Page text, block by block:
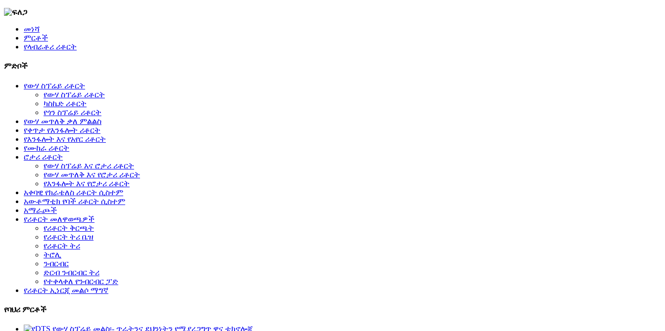
መነሻ
ምርቶች
የላብራቶሪ ሪቶርት
ምድቦች
የውሃ ስፕሬይ ሪቶርት
የውሃ ስፕሬይ ሪቶርት
ካስኬድ ሪቶርት
የጎን ስፕሬይ ሪቶርት
የውሃ መጥለቅ ቃለ ምልልስ
የቀጥታ የእንፋሎት ሪቶርት
የእንፋሎት እና የአየር ሪቶርት
የሙከራ ሪቶርት
ሮታሪ ሪቶርት
የውሃ ስፕሬይ እና ሮታሪ ሪቶርት
የውሃ መጥለቅ እና የሮታሪ ሪቶርት
የእንፋሎት እና የሮታሪ ሪቶርት
አቀባዊ የክራቴለስ ሪቶርት ሲስተም
አውቶማቲክ የባች ሪቶርት ሲስተም
አማራጮች
የሪቶርት መለዋወጫዎች
የሪቶርት ቅርጫት
የሪቶርት ትሪ ቤዝ
የሪቶርት ትሪ
ትሮሊ
ንብርብር
ድርብ ንብርብር ትሪ
የተቀላቀለ የንብርብር ፓድ
የሪቶርት ኢነርጂ መልሶ ማግኛ
የባህሪ ምርቶች